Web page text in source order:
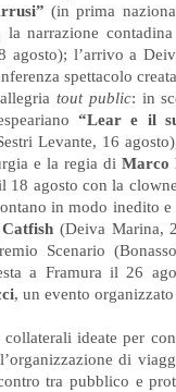
(in prima
narrazione
agosto); l’arrivo a
spettacolo
tout public: in
“Lear e il
Levante, 16
e la regia diMarco
18 agosto con la
in modo inedito
(Deiva Marina,
Scenario
a Framura il 26
, un evento
ideate per
di
tra pubblico e